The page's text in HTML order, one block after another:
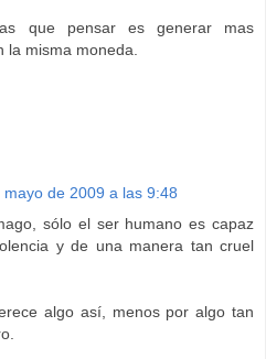
que pensar es generar mas
la misma moneda.
mayo de 2009 a las 9:48
sólo el ser humano es capaz
y de una manera tan cruel
algo así, menos por algo tan